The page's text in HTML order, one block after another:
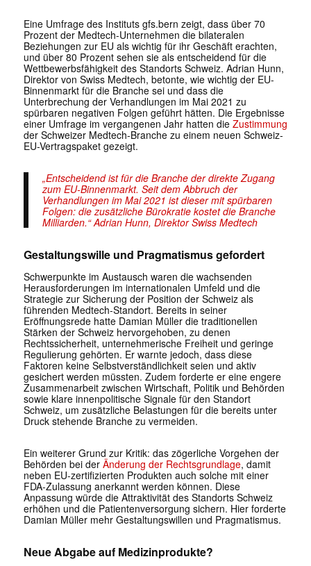
Eine Umfrage des Instituts gfs.bern zeigt, dass über 70
Prozent der Medtech-Unternehmen die bilateralen
Beziehungen zur EU als wichtig für ihr Geschäft erachten,
und über 80 Prozent sehen sie als entscheidend für die
Wettbewerbsfähigkeit des Standorts Schweiz. Adrian Hunn,
Direktor von Swiss Medtech, betonte, wie wichtig der EU-
Binnenmarkt für die Branche sei und dass die
Unterbrechung der Verhandlungen im Mai 2021 zu
spürbaren negativen Folgen geführt hätten. Die Ergebnisse
einer Umfrage im vergangenen Jahr hatten die Zustimmung
der Schweizer Medtech-Branche zu einem neuen Schweiz-
EU-Vertragspaket gezeigt.
„Entscheidend ist für die Branche der direkte Zugang
zum EU-Binnenmarkt. Seit dem Abbruch der
Verhandlungen im Mai 2021 ist dieser mit spürbaren
Folgen: die zusätzliche Bürokratie kostet die Branche
Milliarden.“ Adrian Hunn, Direktor Swiss Medtech
Gestaltungswille und Pragmatismus gefordert
Schwerpunkte im Austausch waren die wachsenden
Herausforderungen im internationalen Umfeld und die
Strategie zur Sicherung der Position der Schweiz als
führenden Medtech-Standort. Bereits in seiner
Eröffnungsrede hatte Damian Müller die traditionellen
Stärken der Schweiz hervorgehoben, zu denen
Rechtssicherheit, unternehmerische Freiheit und geringe
Regulierung gehörten. Er warnte jedoch, dass diese
Faktoren keine Selbstverständlichkeit seien und aktiv
gesichert werden müssten. Zudem forderte er eine engere
Zusammenarbeit zwischen Wirtschaft, Politik und Behörden
sowie klare innenpolitische Signale für den Standort
Schweiz, um zusätzliche Belastungen für die bereits unter
Druck stehende Branche zu vermeiden.
Ein weiterer Grund zur Kritik: das zögerliche Vorgehen der
Behörden bei der Änderung der Rechtsgrundlage, damit
neben EU-zertifizierten Produkten auch solche mit einer
FDA-Zulassung anerkannt werden können. Diese
Anpassung würde die Attraktivität des Standorts Schweiz
erhöhen und die Patientenversorgung sichern. Hier forderte
Damian Müller mehr Gestaltungswillen und Pragmatismus.
Neue Abgabe auf Medizinprodukte?